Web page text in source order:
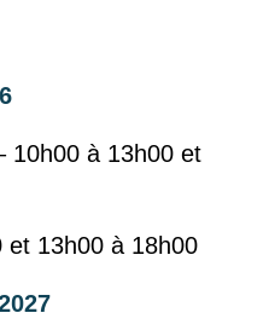
10h00 à 13h00 et
et 13h00 à 18h00